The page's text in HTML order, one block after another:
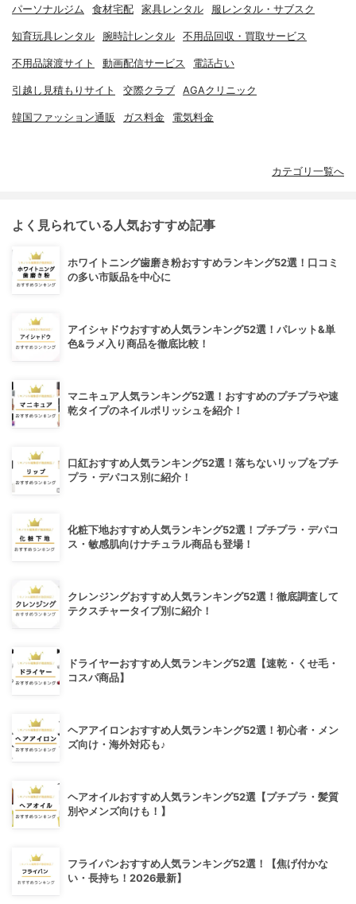
パーソナルジム 食材宅配 家具レンタル 服レンタル・サブスク
知育玩具レンタル 腕時計レンタル 不用品回収・買取サービス
不用品譲渡サイト 動画配信サービス 電話占い
引越し見積もりサイト 交際クラブ AGAクリニック
韓国ファッション通販 ガス料金 電気料金
カテゴリ一覧へ
よく見られている人気おすすめ記事
ホワイトニング歯磨き粉おすすめランキング52選！口コミ
の多い市販品を中心に
アイシャドウおすすめ人気ランキング52選！パレット&単
色&ラメ入り商品を徹底比較！
マニキュア人気ランキング52選！おすすめのプチプラや速
乾タイプのネイルポリッシュを紹介！
口紅おすすめ人気ランキング52選！落ちないリップをプチ
プラ・デパコス別に紹介！
化粧下地おすすめ人気ランキング52選！プチプラ・デパコ
ス・敏感肌向けナチュラル商品も登場！
クレンジングおすすめ人気ランキング52選！徹底調査して
テクスチャータイプ別に紹介！
ドライヤーおすすめ人気ランキング52選【速乾・くせ毛・
コスパ商品】
ヘアアイロンおすすめ人気ランキング52選！初心者・メン
ズ向け・海外対応も♪
ヘアオイルおすすめ人気ランキング52選【プチプラ・髪質
別やメンズ向けも！】
フライパンおすすめ人気ランキング52選！【焦げ付かな
い・長持ち！2026最新】